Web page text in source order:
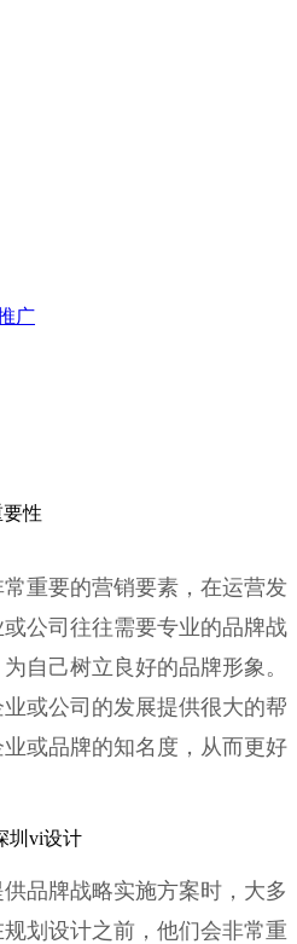
广
性
重要的营销要素，在运营发
公司往往需要专业的品牌战
自己树立良好的品牌形象。
或公司的发展提供很大的帮
或品牌的知名度，从而更好
品牌战略实施方案时，大多
划设计之前，他们会非常重